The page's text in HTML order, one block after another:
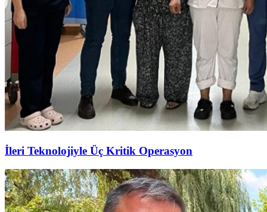
İleri Teknolojiyle Üç Kritik Operasyon